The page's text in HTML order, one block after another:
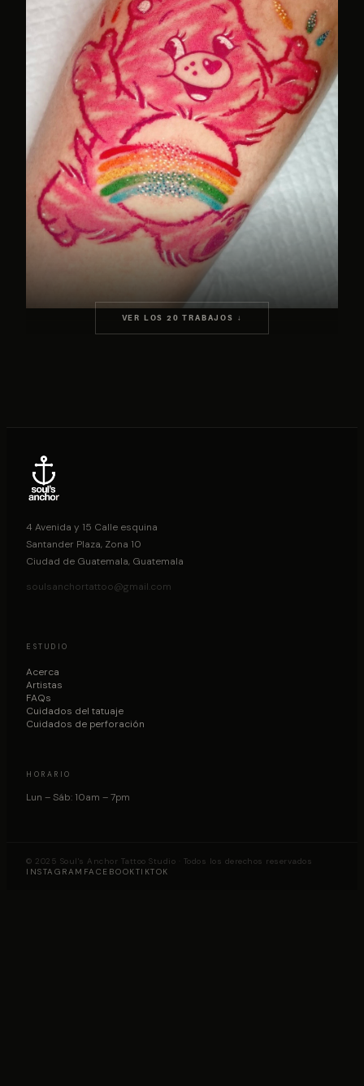
VER LOS 20 TRABAJOS ↓
4 Avenida y 15 Calle esquina
Santander Plaza, Zona 10
Ciudad de Guatemala, Guatemala
soulsanchortattoo@gmail.com
ESTUDIO
Acerca
Artistas
FAQs
Cuidados del tatuaje
Cuidados de perforación
HORARIO
Lun – Sáb: 10am – 7pm
© 2025 Soul's Anchor Tattoo Studio · Todos los derechos reservados
INSTAGRAM FACEBOOKTIKTOK